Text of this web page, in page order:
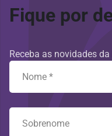
Fique por
Receba as novidades